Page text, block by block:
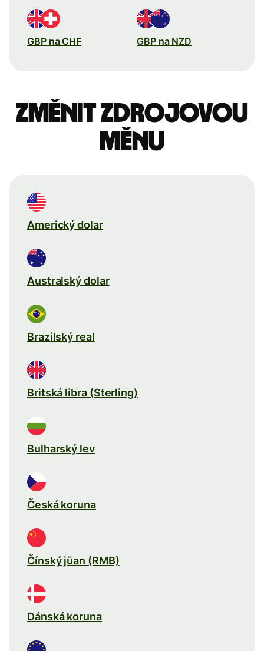
GBP na CHF GBP na NZD
Změnit zdrojovou
měnu
Americký dolar
Australský dolar
Brazilský real
Britská libra (Sterling)
Bulharský lev
Česká koruna
Čínský jüan (RMB)
Dánská koruna